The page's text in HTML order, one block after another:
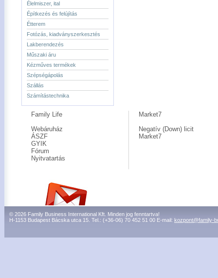
Élelmiszer, ital
Építkezés és felújítás
Étterem
Fotózás, kiadványszerkesztés
Lakberendezés
Műszaki áru
Kézműves termékek
Szépségápolás
Szállás
Számítástechnika
Family Life
Webáruház
ÁSZF
GYIK
Fórum
Nyitvatartás
Market7
Negatív (Down) licit
Market7
© 2026 Family Business International Kft. Minden jog fenntartva!
H-1153 Budapest Bácska utca 15. Tel.: (+36-06) 70 452 51 00 E-mail: kozpont@family-